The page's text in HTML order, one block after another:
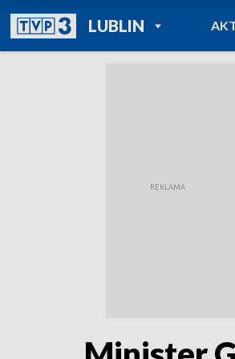
LUBLINPOWRÓT DO
TVP REGIONY